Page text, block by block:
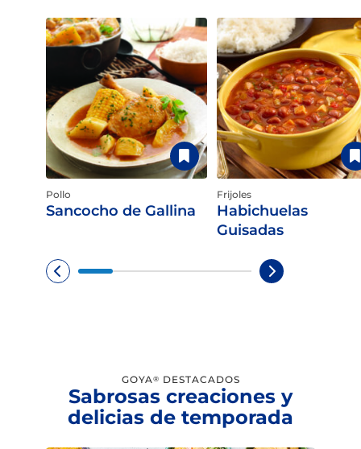
Pollo
Sancocho de Gallina
Frijoles
Habichuelas
Guisadas
GOYA® DESTACADOS
Sabrosas creaciones y
delicias de temporada